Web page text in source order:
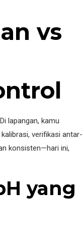
vs
lapangan, kamu
verifikasi antar-
konsisten—hari ini,
yang